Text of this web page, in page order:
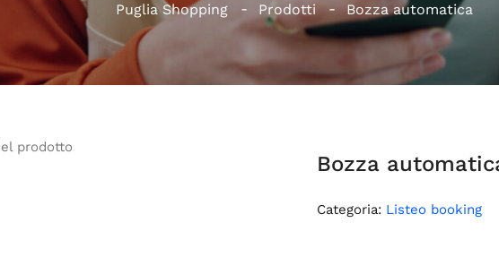
Puglia Shopping Prodotti Bozza automatica
Bozza
Categoria: Listeo booking